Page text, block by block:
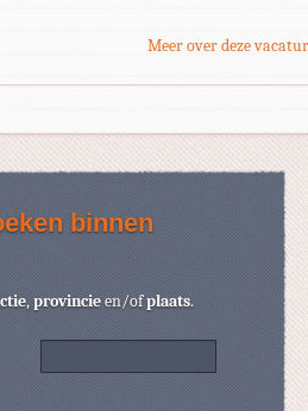
Meer over deze
binnen
,provincieen/ofplaats.